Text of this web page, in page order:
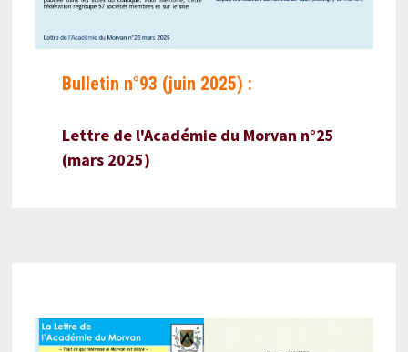
Bulletin n°93 (juin 2025) :
Lettre de l'Académie du Morvan n°25
(mars 2025)